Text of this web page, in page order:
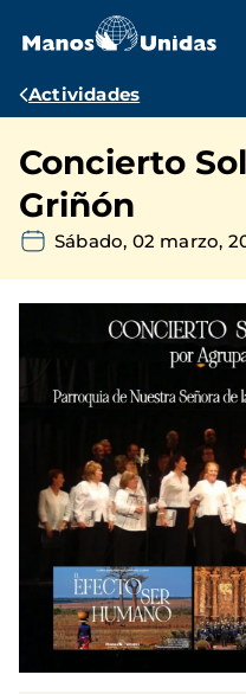
contenido
Ruta
navegación
Actividades
Concierto
Griñón
Sábado, 02 marzo,